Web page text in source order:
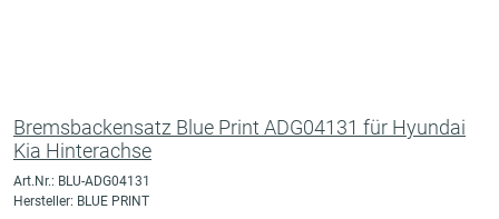
Bremsbackensatz Blue Print ADG04131 für Hyundai
Kia Hinterachse
Art.Nr.: BLU-ADG04131
Hersteller: BLUE PRINT